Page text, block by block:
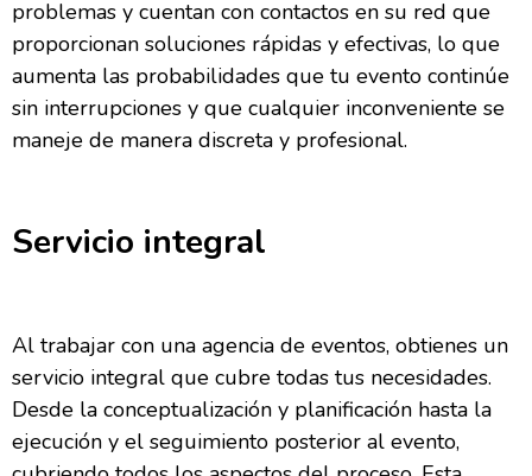
problemas y cuentan con contactos en su red que
proporcionan soluciones rápidas y efectivas, lo que
aumenta las probabilidades que tu evento continúe
sin interrupciones y que cualquier inconveniente se
maneje de manera discreta y profesional.
Servicio integral
Al trabajar con una agencia de eventos, obtienes un
servicio integral que cubre todas tus necesidades.
Desde la conceptualización y planificación hasta la
ejecución y el seguimiento posterior al evento,